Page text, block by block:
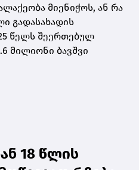
მიენიჭოს, ან რა
გადასახადის
წელს შეერთებულ
მილიონი ბავშვი
18 წლის